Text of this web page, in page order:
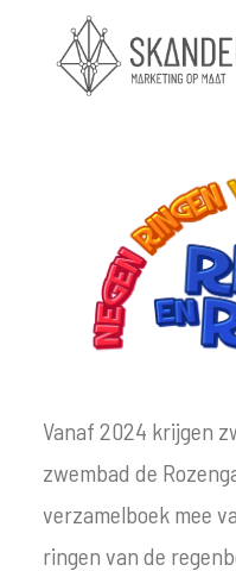
Portfolio
Nieuws
Partners
Contact
Vanaf 2024 krijgen
zwembad de
verzamelboek mee
ringen van de